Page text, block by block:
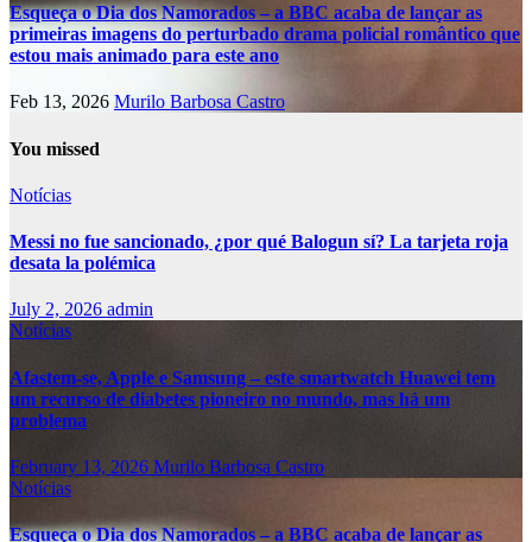
Esqueça o Dia dos Namorados – a BBC acaba de lançar as
primeiras imagens do perturbado drama policial romântico que
estou mais animado para este ano
Feb 13, 2026 Murilo Barbosa Castro
You missed
Notícias
Messi no fue sancionado, ¿por qué Balogun sí? La tarjeta roja
desata la polémica
July 2, 2026 admin
Notícias
Afastem-se, Apple e Samsung – este smartwatch Huawei tem
um recurso de diabetes pioneiro no mundo, mas há um
problema
February 13, 2026 Murilo Barbosa Castro
Notícias
Esqueça o Dia dos Namorados – a BBC acaba de lançar as